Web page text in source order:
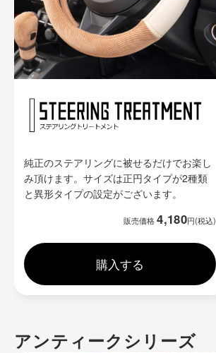
純正のステアリングに被せるだけでお楽し
み頂けます。サイズは正円タイプが2種類
と異形タイプの設定がございます。
販売価格4,180円(税込)
購入する
アンティークシリーズ